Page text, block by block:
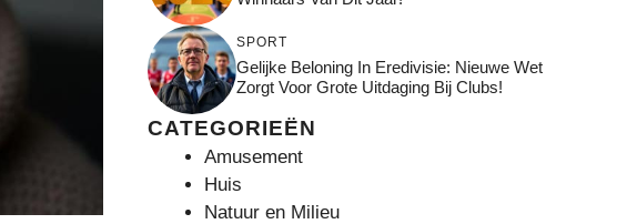
SPORT
Gelijke Beloning In Eredivisie: Nieuwe Wet
Zorgt Voor Grote Uitdaging Bij Clubs!
CATEGORIEËN
Amusement
Huis
Natuur en Milieu